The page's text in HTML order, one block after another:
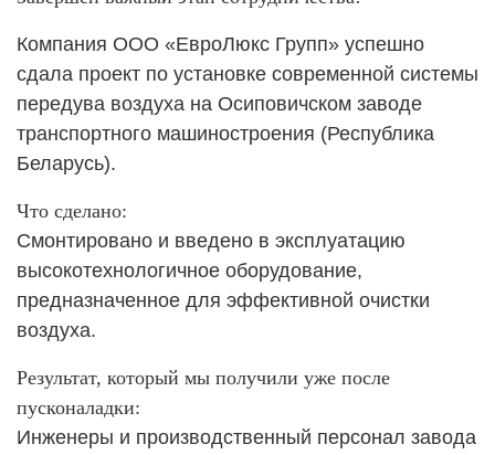
Компания ООО «ЕвроЛюкс Групп» успешно
сдала проект по установке современной системы
передува воздуха на Осиповичском заводе
транспортного машиностроения (Республика
Беларусь).
Что сделано:
Смонтировано и введено в эксплуатацию
высокотехнологичное оборудование,
предназначенное для эффективной очистки
воздуха.
Результат, который мы получили уже после
пусконаладки:
Инженеры и производственный персонал завода